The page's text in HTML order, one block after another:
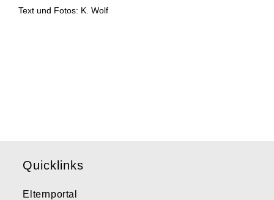
Text und Fotos: K. Wolf
Quicklinks
Elternportal